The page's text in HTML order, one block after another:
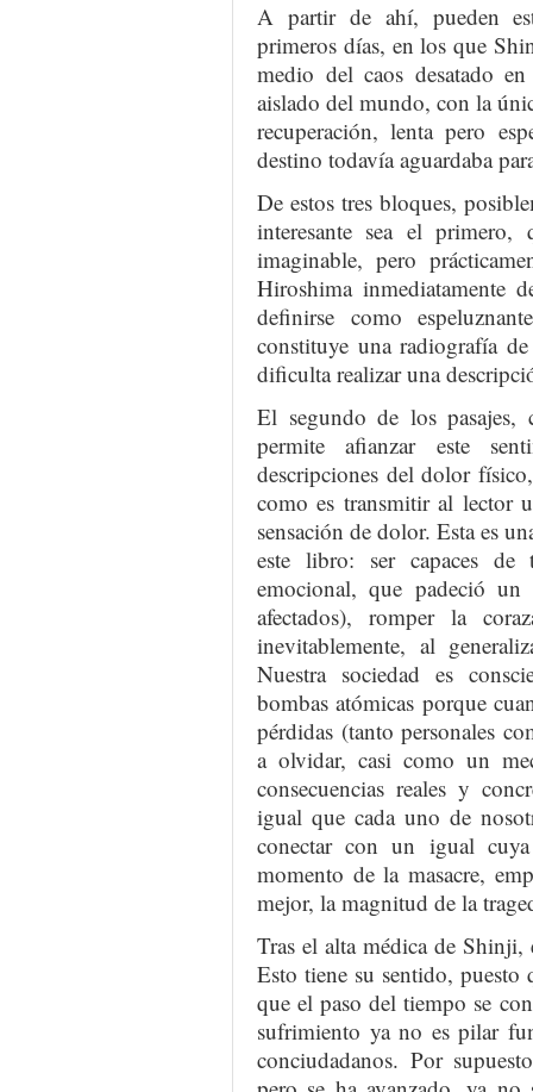
A partir de ahí, pueden
primeros días, en los que
medio del caos desatado
aislado del mundo, con la
recuperación, lenta pero
destino todavía aguardaba
De estos tres bloques,
interesante sea el primero,
imaginable, pero
Hiroshima inmediatamente
definirse como
constituye una radiografía
dificulta realizar una
El segundo de los pasajes,
permite afianzar este
descripciones del dolor
como es transmitir al lector
sensación de dolor. Esta es
este libro: ser capaces
emocional, que padeció
afectados), romper la
inevitablemente, al
Nuestra sociedad es
bombas atómicas porque
pérdidas (tanto personales
a olvidar, casi como un
consecuencias reales y
igual que cada uno de
conectar con un igual
momento de la masacre,
mejor, la magnitud de la
Tras el alta médica de
Esto tiene su sentido,
que el paso del tiempo se
sufrimiento ya no es pilar
conciudadanos. Por